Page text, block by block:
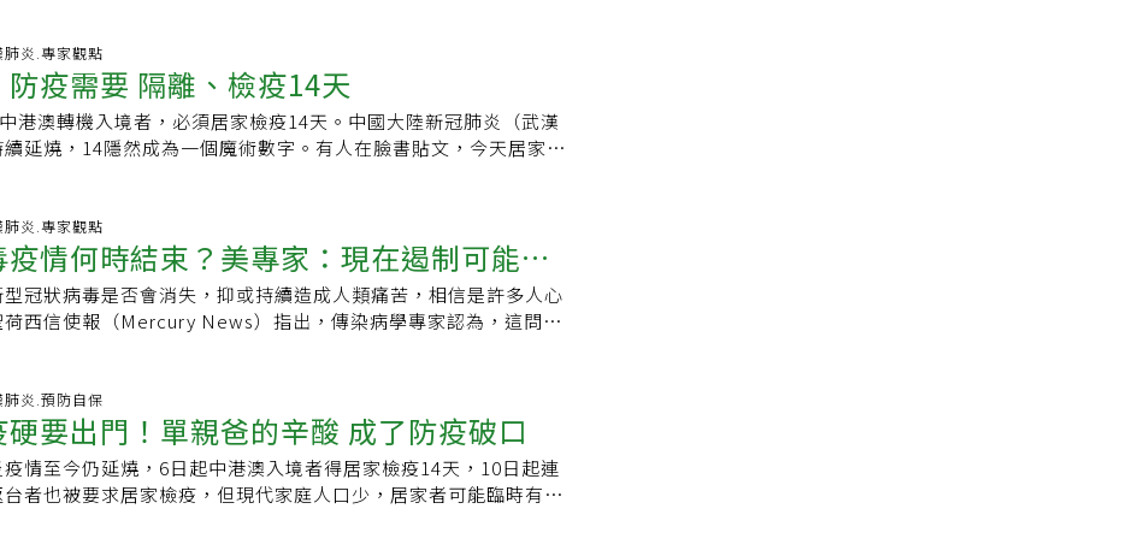
（Special Administrative Region）的縮略字，香港當年又是中
確診病例（1755）與死亡人數（299）的地方，如果人家稱它為
香港人絕對跳腳！中東國家抗議 MERS命名有歧視以發生地命名
歧視意味，是2012年發生的MERS（Middle East respiratory
有將SARS命名為「中國肺炎」，而是中性的「嚴重急性呼吸道
沙烏地阿沙伯發生這個新冠狀病毒的傳染時，WHO命名就不以沙
港口吉達港命名，而是更廣泛的「中東」，因為有確診病例的國
約旦、阿拉伯聯合大公國等，雖然英國也有3例，但卻有沙烏地阿
。當時專家以為，「中東」這個名稱已無汙名化（stigmatizing）
acquired immune deficiency syndrome），最早卻被稱為「男同
缺陷」（Gay-Related Immune Deficiency）。1981 年夏天，美
表了史上第一篇關於愛滋病的報告，敘述了5名年輕人得了罕見的
人都是同性戀，研究者便將這個怪病，推測是透過同性戀間的行為
的冬天，愛滋病驚人的致死率震撼了美國，當時有 270 人染上愛
死率並不高，大約是百分之零點五，是流感的五倍，武漢當地致
當地患者人數太多，醫療已經崩盤而介入不足；未來新冠病毒有
節性感染，研發新藥及疫苗是中長程主要的防治方向。當年義無
院內感染的和平醫院，如果有機會，願意上去鑽石公主號，協助
家應該對台灣防疫醫療有信心。
病房。他熟悉穿防護衣的悶熱，卻對躺著被抽血、被測體溫的
常陌生。任何人和他說話，都要透過對講機，第七天他受不了，
為了求生存、躲避危險，恐懼之下想逃避，對染病者敬而遠之，
生的本能與自私的人性」，但當時的他認為，「活下來就是給父
」
，才能防護傳染病。林秉鴻曾參與和平醫院抗SARS外，也曾撰寫
他表示新冠肺炎目前疫情持續上升，雖目前仍無疫苗研發出，不
也未有疫苗研發，但人類老祖先早就給我們解藥了 ，就是有「智
病毒同步進化的免疫能力。」他說新冠肺炎是透過近距離、飛沫
且未充分清潔下揉眼睛、摸鼻、嘴部，反使病毒上身，故手部清
鴻說，口罩真正的用途，就是阻斷飛沫傳播，口罩復活要訣是
使用過後，要處理的是口沫，黴菌和病毒，但不必滅菌；紫外光
通常正反面各半個小時照射就足以滅黴，然後再乾燥3天即可。醫
燥的環境中，病毒一定會死掉，不用再做任何處理。故他認為民
萬台灣人的四分之一，但若民眾不搶購、囤積，則平均每四天全台
副口罩，保護力就更完整，若民眾能有此認知，「心理狀態就會
相關疫苗國內已有藥廠進行研發中，新冠肺炎未來將有曙光。
經人傳人，到目前有沒有出現變異？鍾南山表示，專家正在跟蹤
，目前分離的毒株裡是否有發生變異，暫時還不得而知，正在觀
漢防控疫情擴散，主要採取在家隔離方式，鍾南山持保留意見。
有人回家隔離之後導致一家子都感染了的案例。為此他呼籲，在
臨時隔離點更安全。
炎.專家觀點
疫需要 隔離、檢疫14天
港澳轉機入境者，必須居家檢疫14天。中國大陸新冠肺炎（武漢
延燒，14隱然成為一個魔術數字。有人在臉書貼文，今天居家隔
曾經參與抗煞、台灣大學副校長張上淳表示，幾乎所有感染上呼
，最長潛伏期都是14天，包括SARS、MERS以及這一次新冠肺
。上呼吸道病毒最長潛伏14天如何計算潛伏期？張上淳解釋，透過
患者的接觸史，哪一天曾與確定個案接觸，同在一家餐廳用餐、
，或是同搭過一節車廂，計算至直到發病的那一天，實際天數就
為了保險起見，目前防疫及流行病學界都習慣多一兩天，因此，
隔離天數上限。張上淳指出，2003年SARS疫情爆發時，平均潛
天，同樣以14天為隔離標準。此外，14天剛好為兩周，也較容易
。陸說潛伏24天？接觸史難釐清張上淳說，武漢肺炎病毒、
炎.專家觀點
情何時結束？美專家：現在遏制可能晚
冠狀病毒是否會消失，抑或持續造成人類痛苦，相信是許多人心
荷西信使報（Mercury News）指出，傳染病學專家認為，這問題
月首次發現新冠病毒以來，病毒造成的死亡人數已經超越2003年
數。 專家表示，儘管全球其他地區已經採取有效隔離新冠病毒患
種極端方式不可能永久實施，如果無法阻止病毒繼續傳播，新冠
他如水痘、流感和普通感冒病毒結合，這些病毒就會永遠在全球
到有可以殺死病毒的藥物或疫苗出現為止。美國疾病控制與預防
炎.預防自保
要出門！單親爸的辛酸 成了防疫破口
情至今仍延燒，6日起中港澳入境者得居家檢疫14天，10日起連
者也被要求居家檢疫，但現代家庭人口少，居家者可能臨時有要